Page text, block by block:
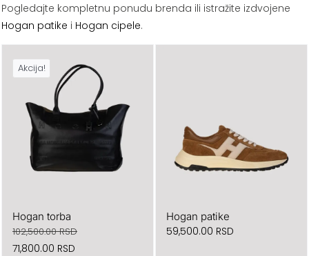
Pogledajte kompletnu ponudu brenda ili istražite izdvojene
Hogan patike i Hogan cipele.
Akcija!
Hogan torba
102,500.00RSD
Originalna
71,800.00 RSD
Hogan patike
59,500.00 RSD